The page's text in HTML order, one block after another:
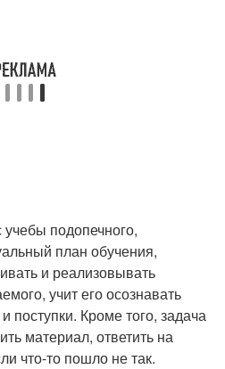
подопечного,
план обучения,
и реализовывать
учит его осознавать
поступки. Кроме того, задача
материал, ответить на
что-то пошло не так.